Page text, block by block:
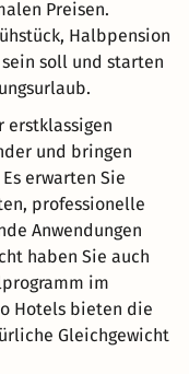
Preisen.
Halbpension
soll und starten
erstklassigen
und bringen
erwarten Sie
professionelle
Anwendungen
haben Sie auch
im
Hotels bieten die
Gleichgewicht